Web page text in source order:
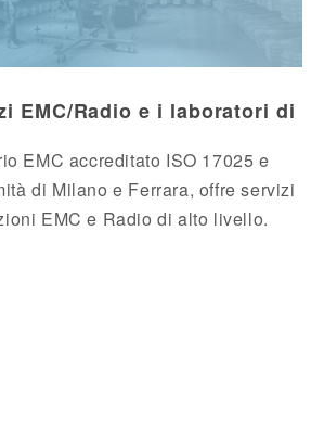
EMC/Radio e i laboratori di
EMC accreditato ISO 17025 e
di Milano e Ferrara, offre servizi
EMC e Radio di alto livello.